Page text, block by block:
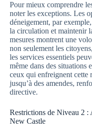
Pour mieux comprendre
noter les exceptions. Les
déneigement, par
la circulation et maintenir
mesures montrent une
non seulement les
les services essentiels
même dans des situations
ceux qui enfreignent cette
jusqu’à des amendes,
directive.
Restrictions de Niveau 2 :
New Castle